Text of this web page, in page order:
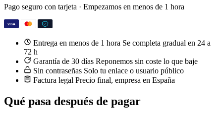
Pago seguro con tarjeta · Empezamos en menos de 1 hora
VISA
Entrega en menos de 1 hora Se completa gradual en 24 a
72 h
Garantía de 30 días Reponemos sin coste lo que baje
Sin contraseñas Solo tu enlace o usuario público
Factura legal Precio final, empresa en España
Qué pasa después de pagar